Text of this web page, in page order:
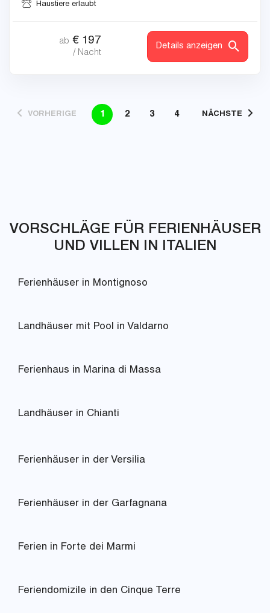
Haustiere erlaubt
ab € 197
/ Nacht
Details anzeigen
VORHERIGE 1 2 3 4 NÄCHSTE
VORSCHLÄGE FÜR FERIENHÄUSER
UND VILLEN IN ITALIEN
Ferienhäuser in Montignoso
Landhäuser mit Pool in Valdarno
Ferienhaus in Marina di Massa
Landhäuser in Chianti
Ferienhäuser in der Versilia
Ferienhäuser in der Garfagnana
Ferien in Forte dei Marmi
Feriendomizile in den Cinque Terre